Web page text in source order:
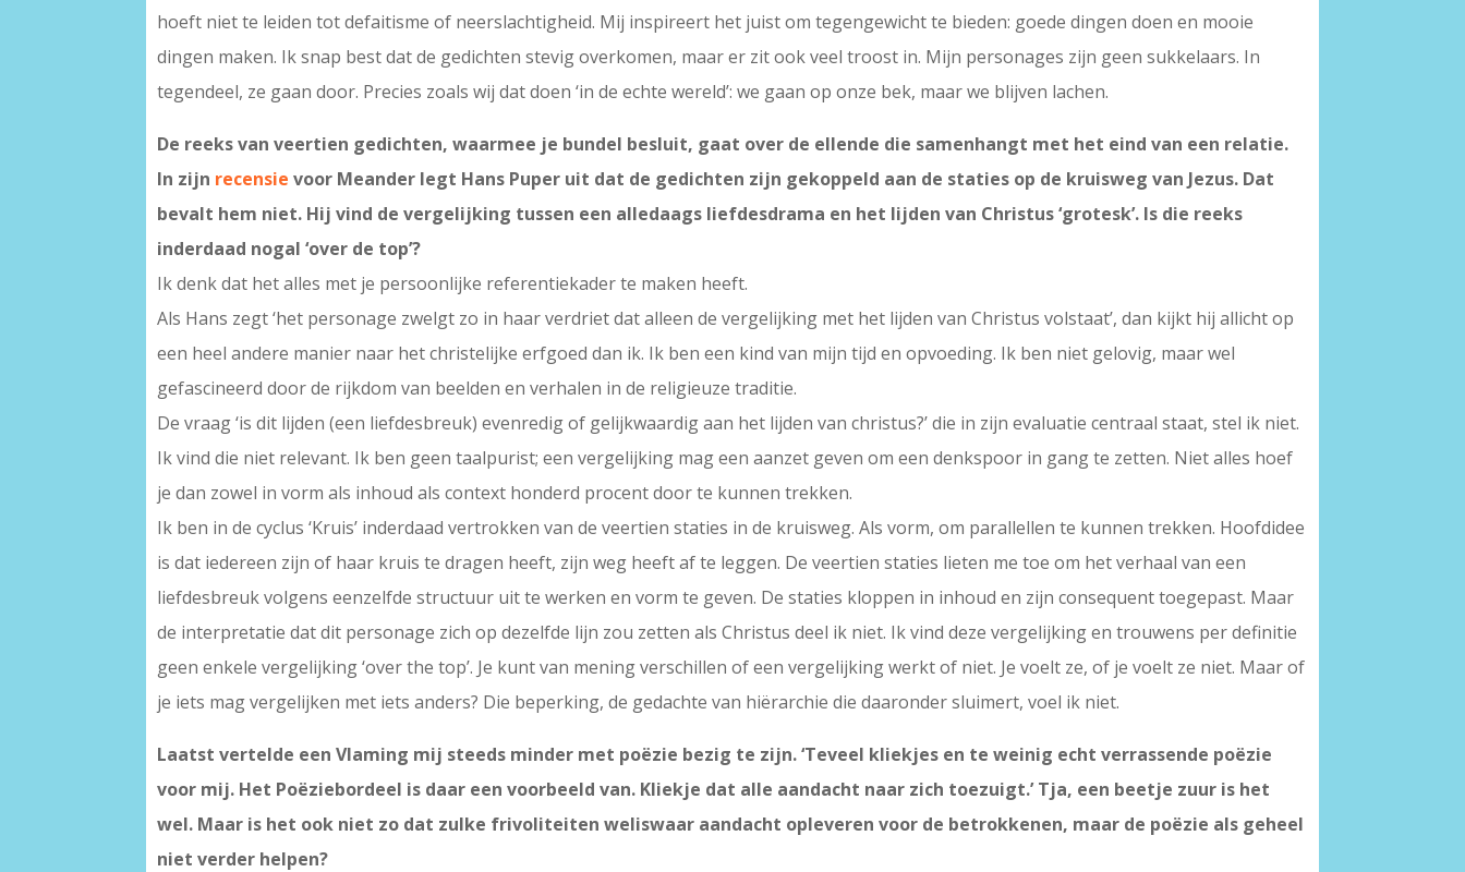
hoeft niet te leiden tot defaitisme of neerslachtigheid. Mij inspireert het juist om tegengewicht te bieden: goede dingen doen en mooie
dingen maken. Ik snap best dat de gedichten stevig overkomen, maar er zit ook veel troost in. Mijn personages zijn geen sukkelaars. In
tegendeel, ze gaan door. Precies zoals wij dat doen ‘in de echte wereld’: we gaan op onze bek, maar we blijven lachen.
De reeks van veertien gedichten, waarmee je bundel besluit, gaat over de ellende die samenhangt met het eind van een relatie.
In zijn recensie voor Meander legt Hans Puper uit dat de gedichten zijn gekoppeld aan de staties op de kruisweg van Jezus. Dat
bevalt hem niet. Hij vind de vergelijking tussen een alledaags liefdesdrama en het lijden van Christus ‘grotesk’. Is die reeks
inderdaad nogal ‘over de top’?
Ik denk dat het alles met je persoonlijke referentiekader te maken heeft.
Als Hans zegt ‘het personage zwelgt zo in haar verdriet dat alleen de vergelijking met het lijden van Christus volstaat’, dan kijkt hij allicht op
een heel andere manier naar het christelijke erfgoed dan ik. Ik ben een kind van mijn tijd en opvoeding. Ik ben niet gelovig, maar wel
gefascineerd door de rijkdom van beelden en verhalen in de religieuze traditie.
De vraag ‘is dit lijden (een liefdesbreuk) evenredig of gelijkwaardig aan het lijden van christus?’ die in zijn evaluatie centraal staat, stel ik niet.
Ik vind die niet relevant. Ik ben geen taalpurist; een vergelijking mag een aanzet geven om een denkspoor in gang te zetten. Niet alles hoef
je dan zowel in vorm als inhoud als context honderd procent door te kunnen trekken.
Ik ben in de cyclus ‘Kruis’ inderdaad vertrokken van de veertien staties in de kruisweg. Als vorm, om parallellen te kunnen trekken. Hoofdidee
is dat iedereen zijn of haar kruis te dragen heeft, zijn weg heeft af te leggen. De veertien staties lieten me toe om het verhaal van een
liefdesbreuk volgens eenzelfde structuur uit te werken en vorm te geven. De staties kloppen in inhoud en zijn consequent toegepast. Maar
de interpretatie dat dit personage zich op dezelfde lijn zou zetten als Christus deel ik niet. Ik vind deze vergelijking en trouwens per definitie
geen enkele vergelijking ‘over the top’. Je kunt van mening verschillen of een vergelijking werkt of niet. Je voelt ze, of je voelt ze niet. Maar of
je iets mag vergelijken met iets anders? Die beperking, de gedachte van hiërarchie die daaronder sluimert, voel ik niet.
Laatst vertelde een Vlaming mij steeds minder met poëzie bezig te zijn. ‘Teveel kliekjes en te weinig echt verrassende poëzie
voor mij. Het Poëziebordeel is daar een voorbeeld van. Kliekje dat alle aandacht naar zich toezuigt.’ Tja, een beetje zuur is het
wel. Maar is het ook niet zo dat zulke frivoliteiten weliswaar aandacht opleveren voor de betrokkenen, maar de poëzie als geheel
niet verder helpen?